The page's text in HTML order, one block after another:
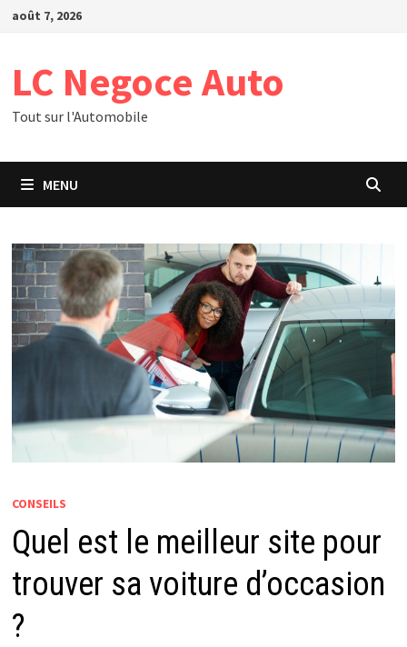
Passer
août 7, 2026
LC Negoce Auto
Tout sur l'Automobile
MENU
CONSEILS
Quel est le meilleur site pour
trouver sa voiture d’occasion
?